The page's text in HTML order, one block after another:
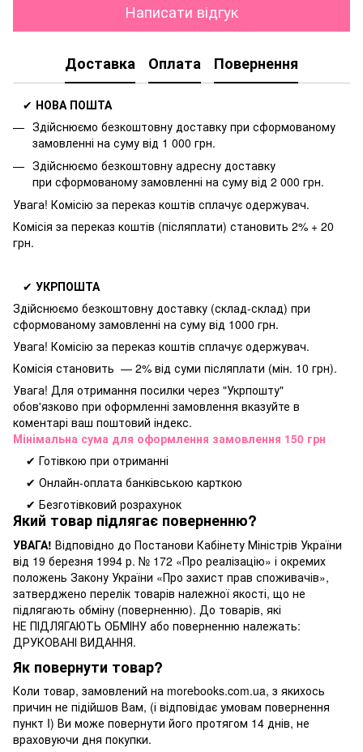
Написати відгук
Доставка Оплата Повернення
✔ НОВА ПОШТА
Здійснюємо безкоштовну доставку при сформованому
замовленні на суму від 1 000 грн.
Здійснюємо безкоштовну адресну доставку
при сформованому замовленні на суму від 2 000 грн.
Увага! Комісію за переказ коштів сплачує одержувач.
Комісія за переказ коштів (післяплати) становить 2% + 20
грн.
✔ УКРПОШТА
Здійснюємо безкоштовну доставку (склад-склад) при
сформованому замовленні на суму від 1000 грн.
Увага! Комісію за переказ коштів сплачує одержувач.
Комісія становить — 2% від суми післяплати (мін. 10 грн).
Увага! Для отримання посилки через "Укрпошту"
обов'язково при оформленні замовлення вказуйте в
коментарі ваш поштовий індекс.
Мінімальна сума для оформлення замовлення 150 грн
✔ Готівкою при отриманні
✔ Онлайн-оплата банківською карткою
✔ Безготівковий розрахунок
Який товар підлягає поверненню?
УВАГА! Відповідно до Постанови Кабінету Міністрів України
від 19 березня 1994 р. № 172 «Про реалізацію» і окремих
положень Закону України «Про захист прав споживачів»,
затверджено перелік товарів належної якості, що не
підлягають обміну (поверненню). До товарів, які
НЕ ПІДЛЯГАЮТЬ ОБМІНУ або поверненню належать:
ДРУКОВАНІ ВИДАННЯ.
Як повернути товар?
Коли товар, замовлений на morebooks.com.ua, з якихось
причин не підійшов Вам, (і відповідає умовам повернення
пункт I) Ви може повернути його протягом 14 днів, не
враховуючи дня покупки.